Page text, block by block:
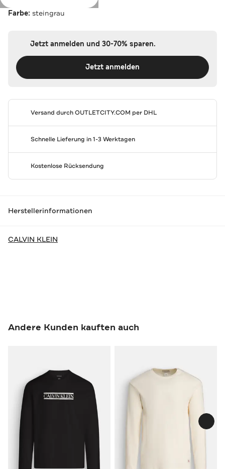
Farbe: steingrau
Jetzt anmelden und 30-70% sparen.
Jetzt anmelden
Versand durchOUTLETCITY.COM per DHL
Schnelle Lieferung in 1-3 Werktagen
Kostenlose Rücksendung
Herstellerinformationen
CALVIN KLEIN
Andere Kunden kauften auch